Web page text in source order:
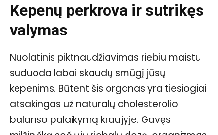
Kepenų perkrova ir sutrikęs
valymas
Nuolatinis piktnaudžiavimas riebiu maistu
suduoda labai skaudų smūgį jūsų
kepenims. Būtent šis organas yra tiesiogiai
atsakingas už natūralų cholesterolio
balanso palaikymą kraujyje. Gavęs